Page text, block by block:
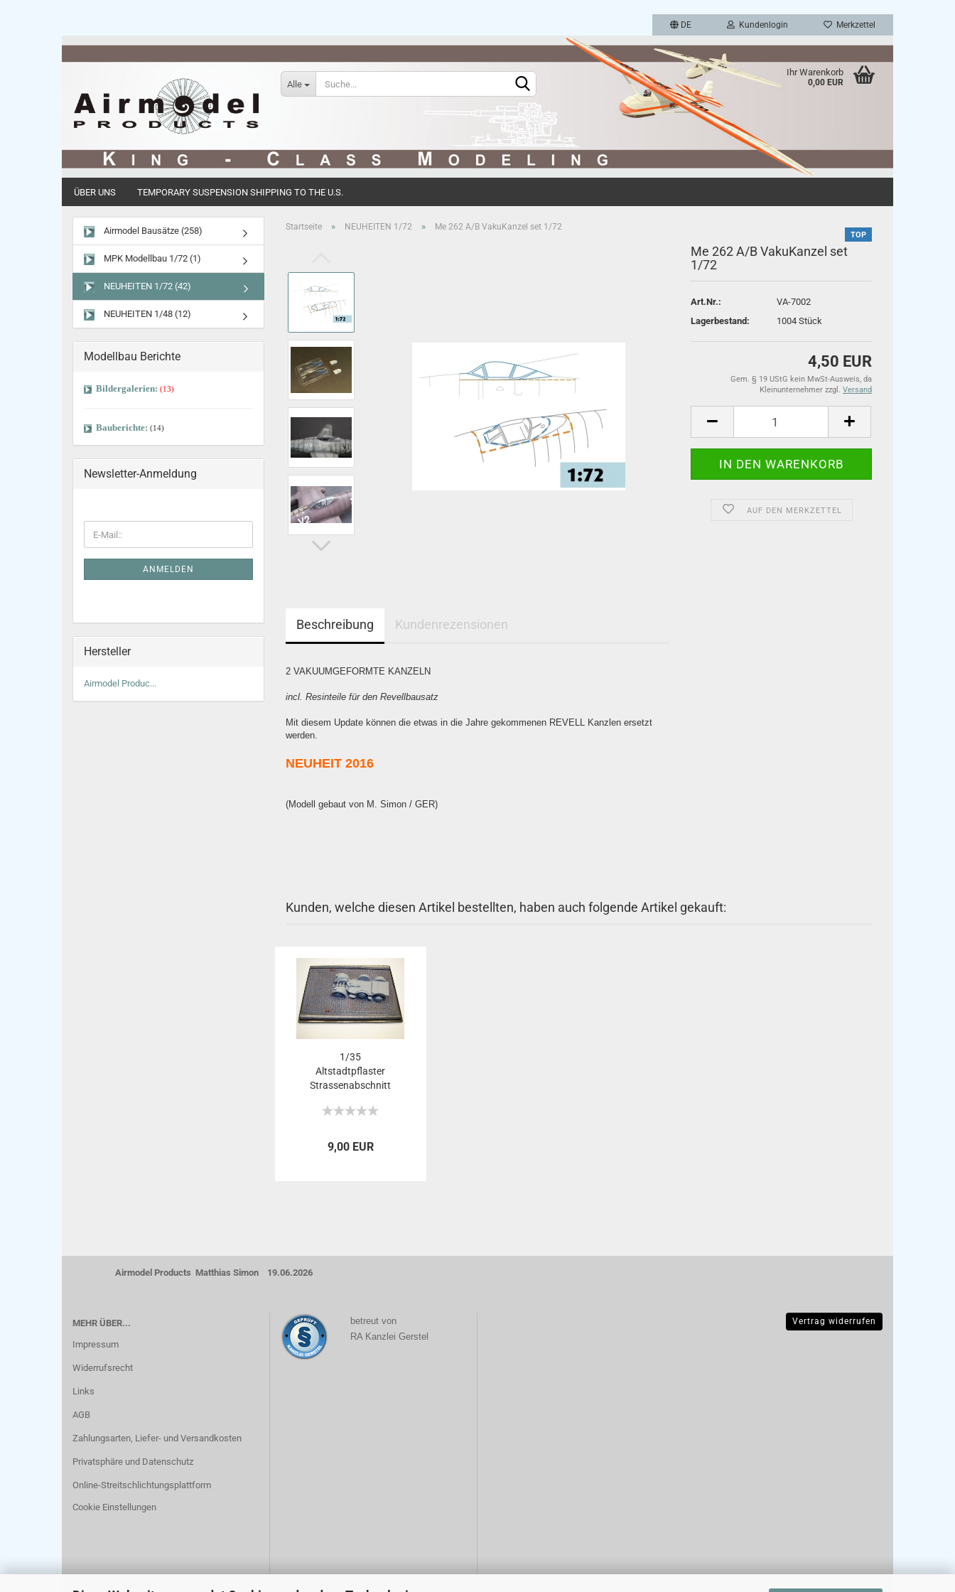
DE
Sprache auswählen
Währung auswählen
Kundenlogin Merkzettel
Alle
Ihr Warenkorb
0,00 EUR
ÜBER UNS TEMPORARY SUSPENSION SHIPPING TO THE U.S.
Startseite » NEUHEITEN 1/72 » Me 262 A/B VakuKanzel set 1/72
TOP
Me 262 A/B VakuKanzel set
1/72
Art.Nr.:
VA-7002
Lagerbestand:
1004Stück
4,50 EUR
Gem. § 19 UStG kein MwSt-Ausweis, da
Kleinunternehmer zzgl. Versand
AUF DEN MERKZETTEL
Beschreibung Kundenrezensionen
2 VAKUUMGEFORMTE KANZELN
incl. Resinteile für den Revellbausatz
Mit diesem Update können die etwas in die Jahre gekommenen REVELL Kanzlen ersetzt
werden.
NEUHEIT 2016
(Modell gebaut von M. Simon / GER)
Kunden, welche diesen Artikel bestellten, haben auch folgende Artikel gekauft:
1/35
Altstadtpflaster
Strassenabschnitt
9,00 EUR
Airmodel Bausätze (258)
MPK Modellbau 1/72 (1)
NEUHEITEN 1/72 (42)
NEUHEITEN 1/48 (12)
Modellbau Berichte
Bildergalerien: (13)
Bauberichte: (14)
Newsletter-Anmeldung
ANMELDEN
Hersteller
Airmodel Produc...
Airmodel Products Matthias Simon 19.06.2026
MEHR ÜBER...
Impressum
Widerrufsrecht
Links
AGB
Zahlungsarten, Liefer- und Versandkosten
Privatsphäre und Datenschutz
Online-Streitschlichtungsplattform
Cookie Einstellungen
betreut von
RA Kanzlei Gerstel
Vertrag widerrufen